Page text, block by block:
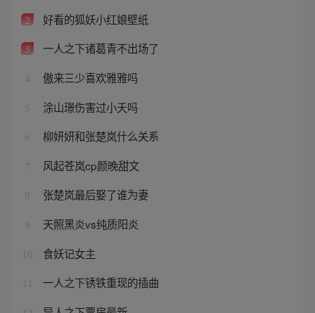
2 好看的狐妖小红娘壁纸
3 一人之下诸葛青不出场了
4 傲来三少喜欢雅雅吗
5 涂山璟伤害过小夭吗
6 柳妍妍和张楚岚什么关系
7 风起苍岚cp颜晚甜文
8 张楚岚最后娶了谁为妻
9 天照黑炎vs纯质阳炎
10 食妖记女主
一人之下锈铁重现的插曲